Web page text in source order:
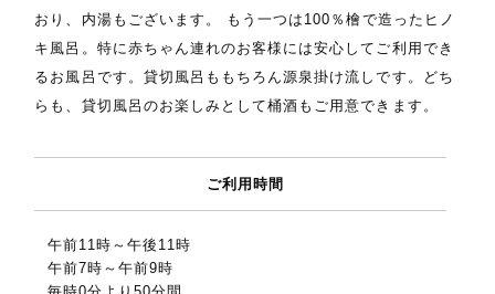
おり、内湯もございます。 もう一つは100％檜で造ったヒノ
キ風呂。特に赤ちゃん連れのお客様には安心してご利用でき
るお風呂です。貸切風呂ももちろん源泉掛け流しです。どち
らも、貸切風呂のお楽しみとして桶酒もご用意できます。
ご利用時間
午前11時～午後11時
午前7時～午前9時